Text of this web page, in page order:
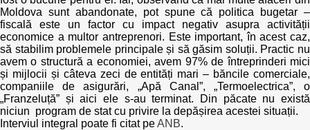
The best and the worst local policies in Moldova
Democracy, independence and transparency of key
public institutions in Moldova
Integrity of public procurement in Moldova
Public procurement
Moldova sunt abandonate, pot spune că politica bugetar –
fiscală este un factor cu impact negativ asupra activității
economice a multor antreprenori. Este important, în acest caz,
să stabilim problemele principale și să găsim soluții. Practic nu
avem o structură a economiei, avem 97% de întreprinderi mici
și mijlocii și câteva zeci de entități mari – băncile comerciale,
companiile de asigurări, „Apă Canal”, „Termoelectrica”, o
„Franzeluță” și aici ele s-au terminat. Din păcate nu există
niciun program de stat cu privire la depășirea acestei situații.
Interviul integral poate fi citat peANB.